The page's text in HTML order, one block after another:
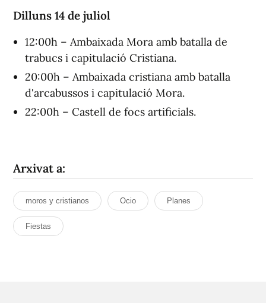
Dilluns 14 de juliol
12:00h – Ambaixada Mora amb batalla de
trabucs i capitulació Cristiana.
20:00h – Ambaixada cristiana amb batalla
d'arcabussos i capitulació Mora.
22:00h – Castell de focs artificials.
Arxivat a:
moros y cristianos Ocio Planes
Fiestas